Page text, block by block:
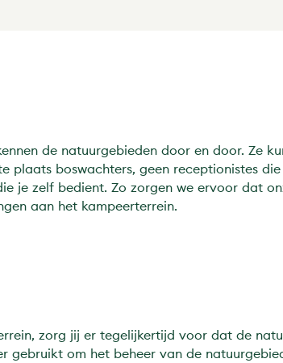
de natuurgebieden door en door. Ze
plaats boswachters, geen receptionistes
je zelf bedient. Zo zorgen we ervoor dat
aan het kampeerterrein.
zorg jij er tegelijkertijd voor dat de
om het beheer van de